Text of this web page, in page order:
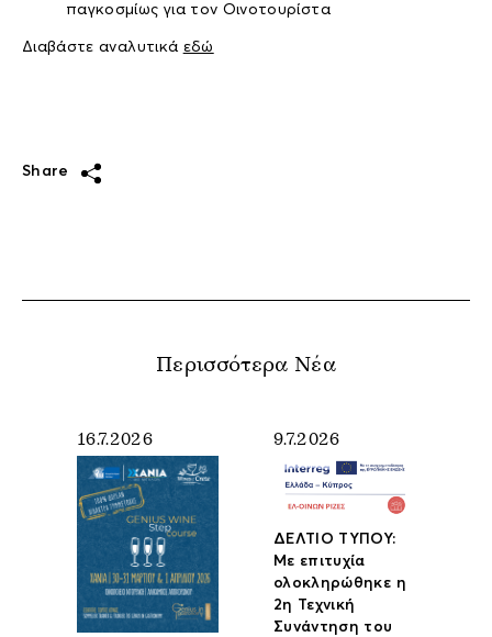
παγκοσμίως για τον Οινοτουρίστα
Διαβάστε αναλυτικά εδώ
Share
Περισσότερα Νέα
16.7.2026 9.7.2026
ΔΕΛΤΙΟ ΤΥΠΟΥ:
Με επιτυχία
ολοκληρώθηκε η
2η Τεχνική
Συνάντηση του